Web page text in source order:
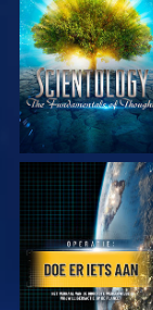
VERKEN DE SERIE
KIJK